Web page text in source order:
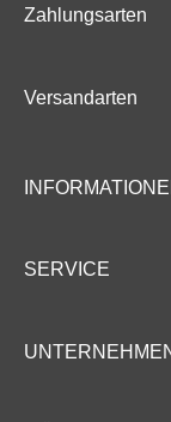
Zahlungsarten
Versandarten
SERVICE